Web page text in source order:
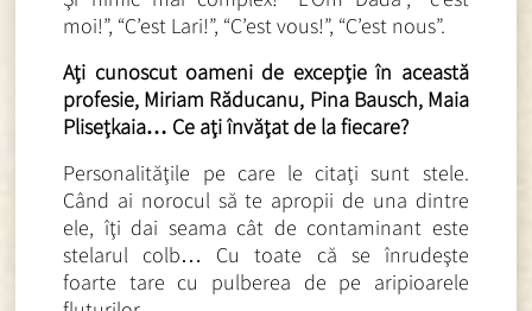
moi!”, “C’est Lari!”, “C’est vous!”, “C’est nous”.
Aţi cunoscut oameni de excepţie în această
profesie, Miriam Răducanu, Pina Bausch, Maia
Pliseţkaia… Ce aţi învăţat de la fiecare?
Personalităţile pe care le citaţi sunt stele.
Când ai norocul să te apropii de una dintre
ele, îţi dai seama cât de contaminant este
stelarul colb… Cu toate că se înrudeşte
foarte tare cu pulberea de pe aripioarele